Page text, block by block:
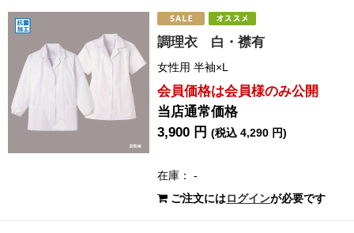
調理衣 白・襟有
女性用 半袖×L
会員価格は会員様のみ公開
当店通常価格
3,900 円(税込 4,290 円)
在庫： -
ご注文にはログインが必要です